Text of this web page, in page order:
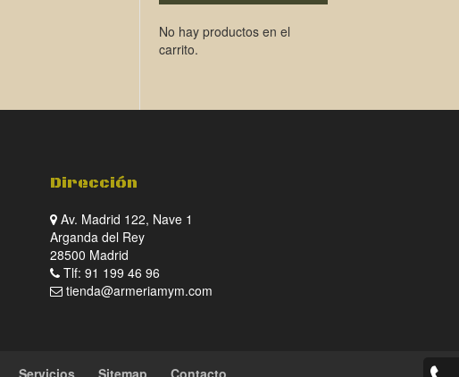
No hay productos en el
carrito.
Dirección
Av. Madrid 122, Nave 1
Arganda del Rey
28500 Madrid
Tlf: 91 199 46 96
tienda@armeriamym.com